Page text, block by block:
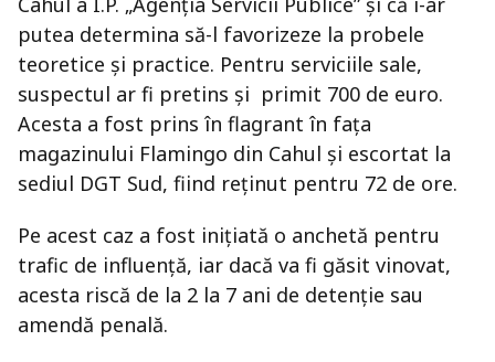
putea determina să-l favorizeze la probele
teoretice și practice. Pentru serviciile sale,
suspectul ar fi pretins și primit 700 de euro.
Acesta a fost prins în flagrant în fața
magazinului Flamingo din Cahul și escortat la
sediul DGT Sud, fiind reținut pentru 72 de ore.
Pe acest caz a fost iniţiată o anchetă pentru
trafic de influenţă, iar dacă va fi găsit vinovat,
acesta riscă de la 2 la 7 ani de detenţie sau
amendă penală.